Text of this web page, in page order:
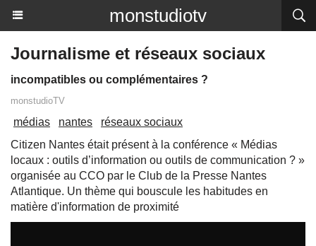
monstudiotv
Journalisme et réseaux sociaux
incompatibles ou complémentaires ?
monstudioTV
médias nantes
réseaux sociaux
Citizen Nantes était présent à la conférence « Médias
locaux : outils d’information ou outils de communication ? »
organisée au CCO par le Club de la Presse Nantes
Atlantique. Un thème qui bouscule les habitudes en
matière d'information de proximité